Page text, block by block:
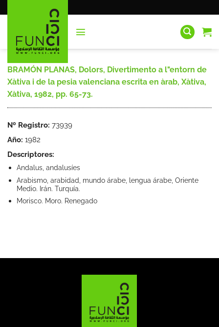
al
BRAMÓN PLANAS, Dolors, Divertimento a l"entorn de
Xàtiva i de la pesia valenciana escrita en àrab, Xàtiva,
Xàtiva, 1982, pp. 65-73.
Nº Registro: 73939
Año: 1982
Descriptores:
Andalus, andalusíes
Arabismo, arabidad, mundo árabe, lengua árabe, Oriente
Medio. Irán. Turquía.
Morisco. Moro. Renegado